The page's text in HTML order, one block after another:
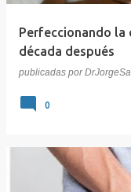
Perfeccionando la
década después
publicadas por
0